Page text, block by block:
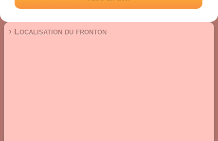
Localisation|Photos|Commentaires et avis
› Localisation du fronton